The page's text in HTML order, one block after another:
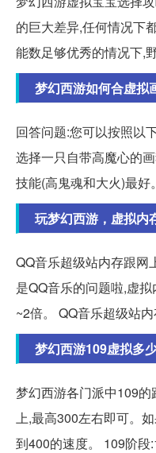
的巨大差异,任何情况下
能数足够优秀的情况下,
梦幻西游如何合虚拟
回答问题:您可以按照以
选择一只自带高魔心的
技能(高鬼魂和大火)最好
玩梦幻西游，虚拟内
QQ音乐超级站内存跟网
是QQ音乐的问题啦,虚
~2倍。 QQ音乐超级站
梦幻西游109虚拟多
梦幻西游各门派中109
上,最高300左右即可。
到400的速度。 109阶段